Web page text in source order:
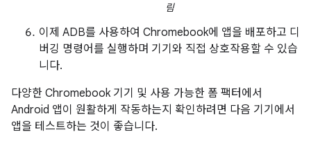
림
이제 ADB를 사용하여 Chromebook에 앱을 배포하고 디
버깅 명령어를 실행하며 기기와 직접 상호작용할 수 있습
니다.
다양한 Chromebook 기기 및 사용 가능한 폼 팩터에서
Android 앱이 원활하게 작동하는지 확인하려면 다음 기기에서
앱을 테스트하는 것이 좋습니다.